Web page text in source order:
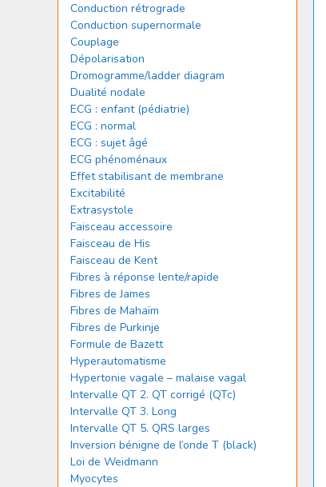
Conduction rétrograde
Conduction supernormale
Couplage
Dépolarisation
Dromogramme/ladder diagram
Dualité nodale
ECG : enfant (pédiatrie)
ECG : normal
ECG : sujet âgé
ECG phénoménaux
Effet stabilisant de membrane
Excitabilité
Extrasystole
Faisceau accessoire
Faisceau de His
Faisceau de Kent
Fibres à réponse lente/rapide
Fibres de James
Fibres de Mahaïm
Fibres de Purkinje
Formule de Bazett
Hyperautomatisme
Hypertonie vagale – malaise vagal
Intervalle QT 2. QT corrigé (QTc)
Intervalle QT 3. Long
Intervalle QT 5. QRS larges
Inversion bénigne de l’onde T (black)
Loi de Weidmann
Myocytes